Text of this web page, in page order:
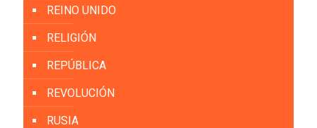
REINO UNIDO
RELIGIÓN
REPÚBLICA
REVOLUCIÓN
RUSIA